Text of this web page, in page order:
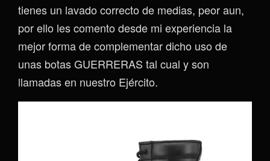
tienes un lavado correcto de medias, peor aun,
por ello les comento desde mi experiencia la
mejor forma de complementar dicho uso de
unas botas GUERRERAS tal cual y son
llamadas en nuestro Ejército.